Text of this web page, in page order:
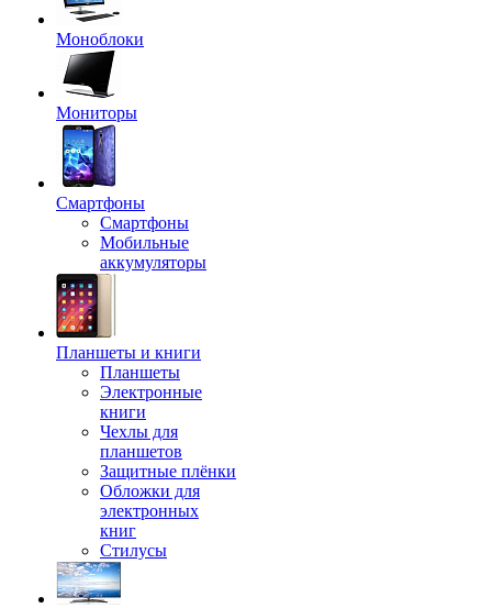
Моноблоки
Мониторы
Смартфоны
Смартфоны
Мобильные
аккумуляторы
Планшеты и книги
Планшеты
Электронные
книги
Чехлы для
планшетов
Защитные плёнки
Обложки для
электронных
книг
Стилусы